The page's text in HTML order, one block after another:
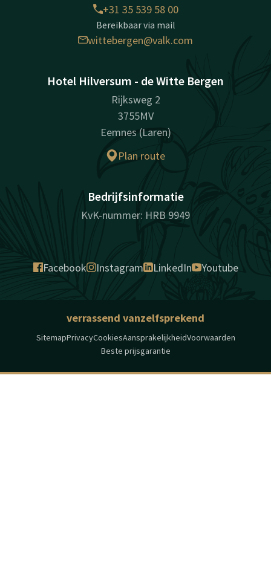
+31 35 539 58 00
Bereikbaar via mail
wittebergen@valk.com
Hotel Hilversum - de Witte Bergen
Rijksweg 2
3755MV
Eemnes (Laren)
Plan route
Bedrijfsinformatie
KvK-nummer: HRB 9949
Facebook Instagram LinkedIn Youtube
verrassend vanzelfsprekend
SitemapPrivacyCookiesAansprakelijkheidVoorwaarden
Beste prijsgarantie